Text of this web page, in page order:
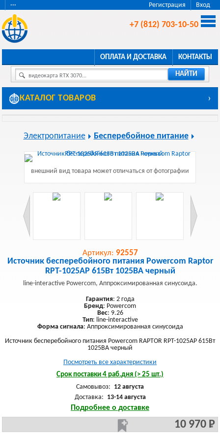
Регистрация Вход
···
+7 (812) 703-10-50
ОПЛАТА И ДОСТАВКА КОНТАКТЫ
видеокарта RTX 3070... НАЙТИ
КАТАЛОГ ТОВАРОВ ›
Электропитание Бесперебойное питание
внешний вид товара может отличаться от фотографии
Артикул: 92557
Источник бесперебойного питания Powercom Raptor
RPT-1025AP 615Вт 1025ВА черный
line-interactive Powercom, Аппроксимированная синусоида.
Гарантия: 2 года
Бренд: Powercom
Вес: 9.26
Тип: line-interactive
Форма сигнала: Аппроксимированная синусоида
Источник бесперебойного питания Powercom RAPTOR RPT-1025AP 615Вт
1025ВА черный
Посмотреть все характеристики
Срок поставки 4 раб.дня (> 25 шт.)
Самовывоз: 12 августа
Доставка: 13-14 августа
Подробнее о доставке
10 970 Р